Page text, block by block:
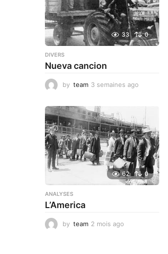
33 0
DIVERS
Nueva cancion
by team 3 semaines ago
a
i
n
e
s
a
g
o
62 0
ANALYSES
L’America
by team 2 mois ago